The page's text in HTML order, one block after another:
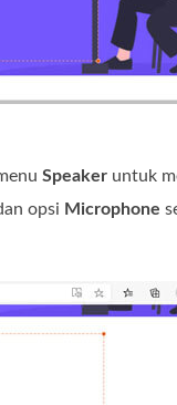
Speaker untuk
opsi Microphone